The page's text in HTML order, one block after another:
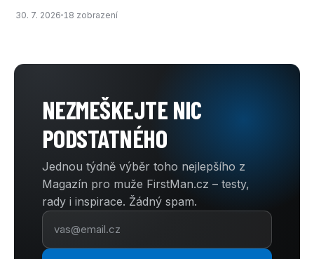
30. 7. 2026 18 zobrazení
NEZMEŠKEJTE NIC
PODSTATNÉHO
Jednou týdně výběr toho nejlepšího z
Magazín pro muže FirstMan.cz – testy,
rady i inspirace. Žádný spam.